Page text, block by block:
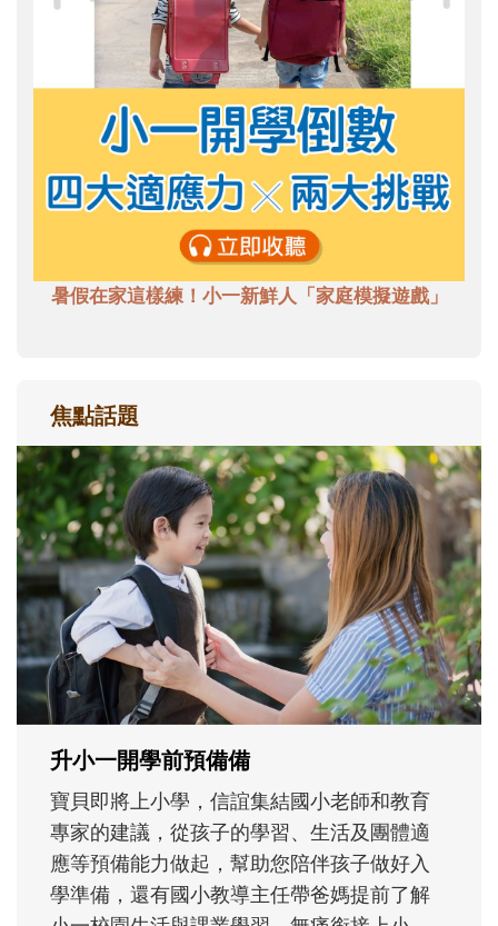
暑假在家這樣練！小一新鮮人「家庭模擬遊戲」
焦點話題
和孩子一起長大的那個男人│讀懂父親的
不同模樣
沒有人天生就擅長當爸爸！男人總是在一次
次「前所未有」的體驗中，跟著孩子一起長
大。從給予安全感的肢體遊戲，到獨立自
主、角色認同及解決問題的能力養成。爸爸
正嘗試用不同的模樣，參與孩子每個重要的